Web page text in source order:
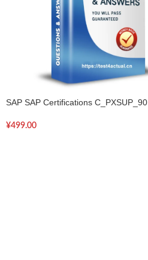
SAP SAP Certifications C_PXSUP_90
¥499.00